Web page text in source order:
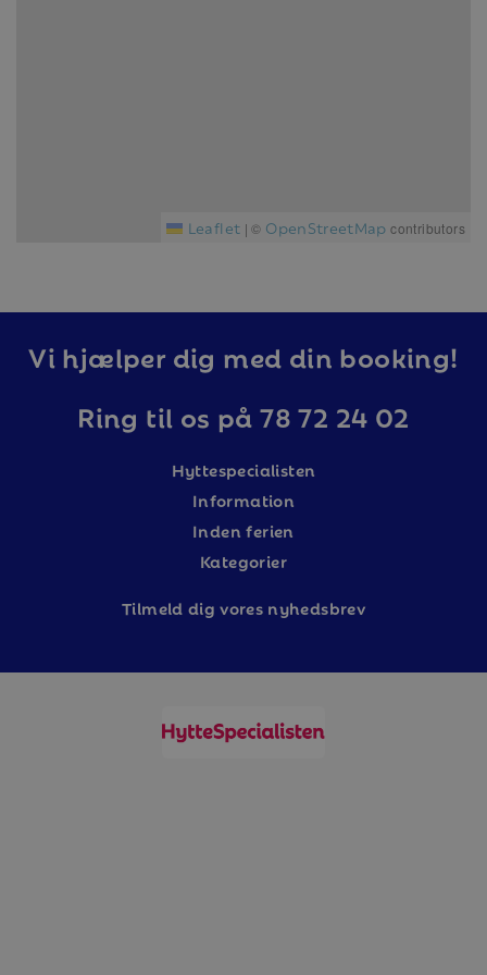
Leaflet | © OpenStreetMap contributors
Vi hjælper dig med din booking!
Ring til os på 78 72 24 02
Hyttespecialisten
Information
Inden ferien
Kategorier
Tilmeld dig vores nyhedsbrev